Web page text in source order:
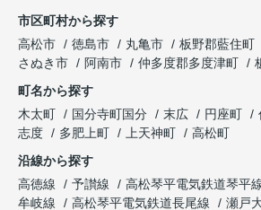
市区町村から探す
高松市
徳島市 丸亀市 板野郡藍住町
さぬき市
阿南市 仲多度郡多度津町
町名から探す
木太町
国分寺町国分 末広 円座町
志度
多肥上町 上天神町
高松町
沿線から探す
高徳線
予讃線 高松琴平電気鉄道琴平
牟岐線
高松琴平電気鉄道長尾線 瀬戸